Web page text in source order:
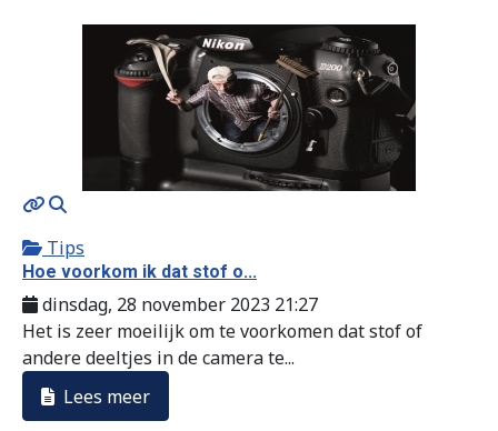
MOD_JTCS_VIEW_ARTICLE_LINK
Tips
Hoe voorkom ik dat stof o...
dinsdag, 28 november 2023 21:27
Het is zeer moeilijk om te voorkomen dat stof of
andere deeltjes in de camera te...
Lees meer